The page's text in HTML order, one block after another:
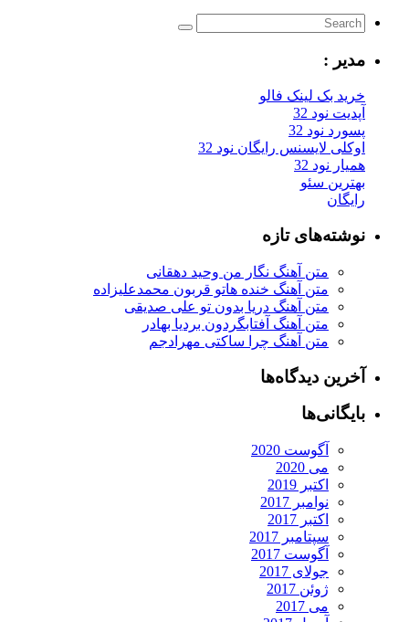
:
بک لینک فالو
نود 32
لایسنس رایگان نود 32
نود 32
سئو
تازه
متن آهنگ نگار من وحید دهقانی
متن آهنگ خنده هاتو قربون محمدعلیزاده
متن آهنگ دریا بدون تو علی صدیقی
متن آهنگ آفتابگردون بردیا بهادر
متن آهنگ چرا ساکتی مهرادجم
دیدگاه‌ها
آگوست 2020
سپتامبر 2017
آگوست 2017
جولای 2017